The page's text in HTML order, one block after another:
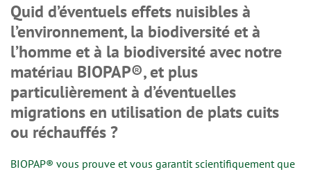
Quid d’éventuels effets nuisibles à
l’environnement, la biodiversité et à
l’homme et à la biodiversité avec notre
matériau BIOPAP®, et plus
particulièrement à d’éventuelles
migrations en utilisation de plats cuits
ou réchauffés ?
BIOPAP® vous prouve et vous garantit scientifiquement que